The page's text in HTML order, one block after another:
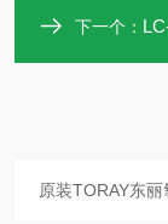
下一个：